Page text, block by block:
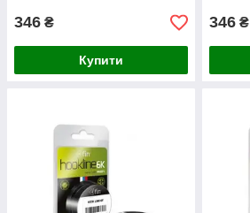
346 ₴
Купити
346 ₴